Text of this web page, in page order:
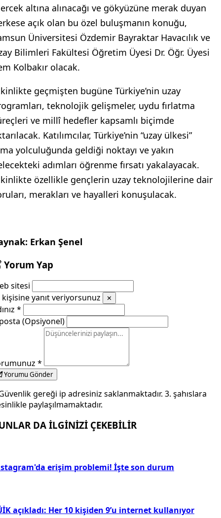
altına alınacağı ve gökyüzüne merak duyan
açık olan bu özel buluşmanın konuğu,
Üniversitesi Özdemir Bayraktar Havacılık ve
Bilimleri Fakültesi Öğretim Üyesi Dr. Öğr. Üyesi
Kolbakır olacak.
geçmişten bugüne Türkiye’nin uzay
teknolojik gelişmeler, uydu fırlatma
ve millî hedefler kapsamlı biçimde
Katılımcılar, Türkiye’nin “uzay ülkesi”
yolculuğunda geldiği noktayı ve yakın
adımları öğrenme fırsatı yakalayacak.
özellikle gençlerin uzay teknolojilerine dair
merakları ve hayalleri konuşulacak.
Erkan Şenel
Yorum Yap
sitesi
kişisine yanıt veriyorsunuz
✕
*
(Opsiyonel)
*
Yorumu Gönder
gereği ip adresiniz saklanmaktadır. 3. şahıslara
paylaşılmamaktadır.
DA İLGİNİZİ ÇEKEBİLİR
erişim problemi! İşte son durum
açıkladı: Her 10 kişiden 9’u internet kullanıyor